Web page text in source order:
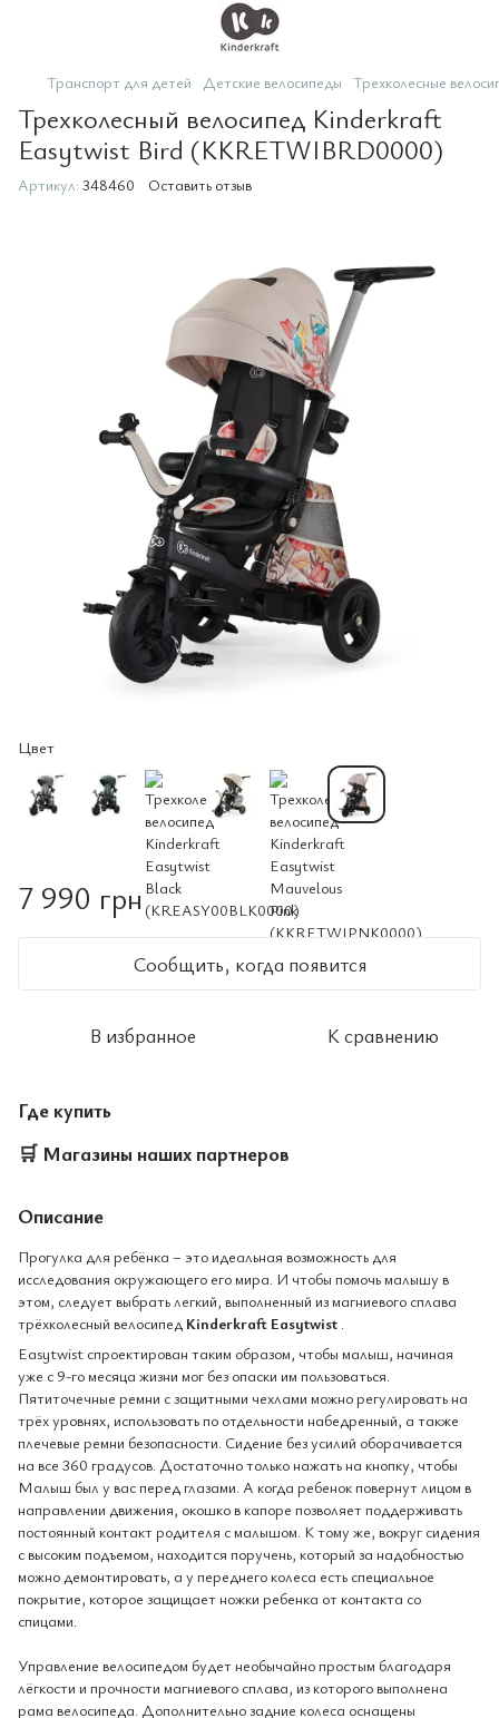
Транспорт для детей Детские велосипеды Трехколесные
Трехколесный велосипед Kinderkraft
Easytwist Bird (KKRETWIBRD0000)
Артикул: 348460 Оставить отзыв
Цвет
7 990 грн
Сообщить, когда появится
В избранное К сравнению
Где купить
🛒 Магазины наших партнеров
Описание
Прогулка для ребёнка – это идеальная возможность для
исследования окружающего его мира. И чтобы помочь малышу в
этом, следует выбрать легкий, выполненный из магниевого сплава
трёхколесный велосипед Kinderkraft Easytwist .
Easytwist спроектирован таким образом, чтобы малыш, начиная
уже с 9-го месяца жизни мог без опаски им пользоваться.
Пятиточечные ремни с защитными чехлами можно регулировать на
трёх уровнях, использовать по отдельности набедренный, а также
плечевые ремни безопасности. Сидение без усилий оборачивается
на все 360 градусов. Достаточно только нажать на кнопку, чтобы
Малыш был у вас перед глазами. А когда ребенок повернут лицом в
направлении движения, окошко в капоре позволяет поддерживать
постоянный контакт родителя с малышом. К тому же, вокруг сидения
с высоким подъемом, находится поручень, который за надобностью
можно демонтировать, а у переднего колеса есть специальное
покрытие, которое защищает ножки ребенка от контакта со
спицами.
Управление велосипедом будет необычайно простым благодаря
лёгкости и прочности магниевого сплава, из которого выполнена
рама велосипеда. Дополнительно задние колеса оснащены